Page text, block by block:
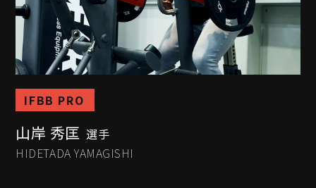
IFBB PRO
山岸 秀匡 選手
HIDETADA YAMAGISHI